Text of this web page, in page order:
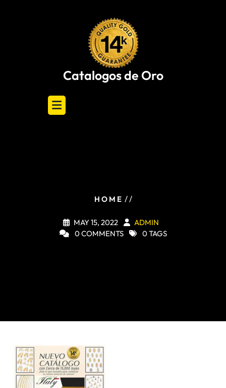
Catalogos de Oro
HOME / /
MAY 15, 2022
ADMIN
0 COMMENTS
0 TAGS